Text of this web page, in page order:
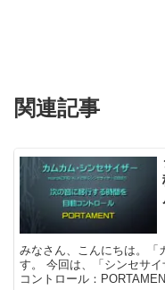
関連記事
みなさん、こんにちは。「
す。 今回は、「シンセサイザーの機能 次の音に移行する時間を自動
コントロール：PORTAMENT」に